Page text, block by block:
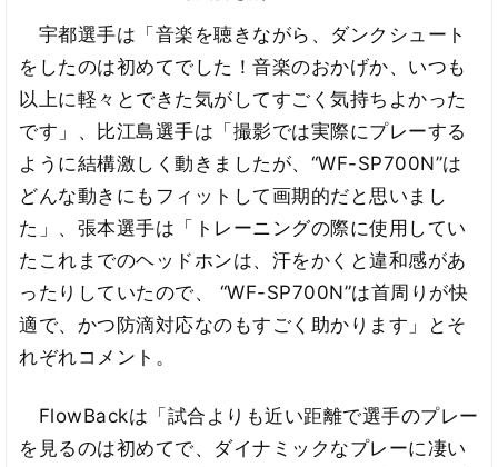
宇都選手は「音楽を聴きながら、ダンクシュート
をしたのは初めてでした！音楽のおかげか、いつも
以上に軽々とできた気がしてすごく気持ちよかった
です」、比江島選手は「撮影では実際にプレーする
ように結構激しく動きましたが、“WF-SP700N”は
どんな動きにもフィットして画期的だと思いまし
た」、張本選手は「トレーニングの際に使用してい
たこれまでのヘッドホンは、汗をかくと違和感があ
ったりしていたので、 “WF-SP700N”は首周りが快
適で、かつ防滴対応なのもすごく助かります」とそ
れぞれコメント。
FlowBackは「試合よりも近い距離で選手のプレー
を見るのは初めてで、ダイナミックなプレーに凄い